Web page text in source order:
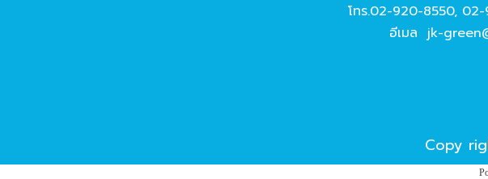
โทร.02-920-8550,
อีเมล jk-
Copy